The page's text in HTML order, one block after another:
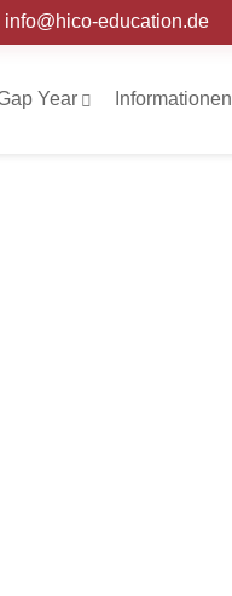
info@hico-education.de
Year Informationen